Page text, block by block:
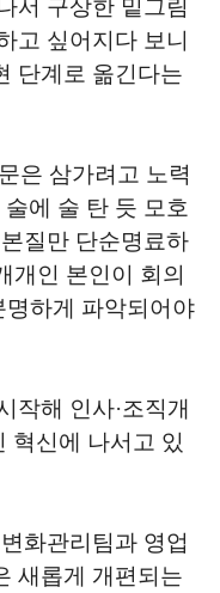
서 구상한 밑그림
고 싶어지다 보니
단계로 옮긴다는
은 삼가려고 노력
에 술 탄 듯 모호
질만 단순명료하
개인 본인이 회의
하게 파악되어야
작해 인사·조직개
혁신에 나서고 있
화관리팀과 영업
새롭게 개편되는